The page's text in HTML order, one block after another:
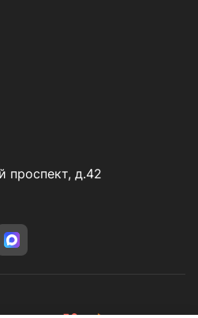
проспект, д.42